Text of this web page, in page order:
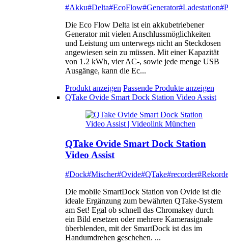
#Akku#Delta#EcoFlow#Generator#Ladestation
Die Eco Flow Delta ist ein akkubetriebener
Generator mit vielen Anschlussmöglichkeiten
und Leistung um unterwegs nicht an Steckdosen
angewiesen sein zu müssen. Mit einer Kapazität
von 1.2 kWh, vier AC-, sowie jede menge USB
Ausgänge, kann die Ec...
Produkt anzeigen Passende Produkte anzeigen
QTake Ovide Smart Dock Station Video Assist
QTake Ovide Smart Dock Station
Video Assist
#Dock#Mischer#Ovide#QTake#recorder
Die mobile SmartDock Station von Ovide ist die
ideale Ergänzung zum bewährten QTake-System
am Set! Egal ob schnell das Chromakey durch
ein Bild ersetzen oder mehrere Kamerasignale
überblenden, mit der SmartDock ist das im
Handumdrehen geschehen. ...